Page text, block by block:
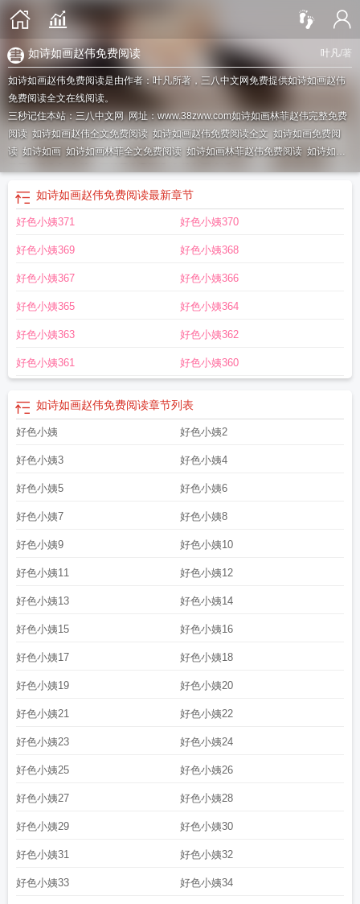
叶凡/著
如诗如画赵伟免费阅读
如诗如画赵伟免费阅读是由作者：叶凡所著，三八中文网免费提供如诗如画赵伟
免费阅读全文在线阅读。
三秒记住本站：三八中文网 网址：www.38zww.com如诗如画林菲赵伟完整免费
阅读 如诗如画赵伟全文免费阅读 如诗如画赵伟免费阅读全文 如诗如画免费阅
读 如诗如画 如诗如画林菲全文免费阅读 如诗如画林菲赵伟免费阅读 如诗如画
如诗如画赵伟免费阅读最新章节
好色小姨371 好色小姨370
好色小姨369 好色小姨368
好色小姨367 好色小姨366
好色小姨365 好色小姨364
好色小姨363 好色小姨362
好色小姨361 好色小姨360
如诗如画赵伟免费阅读章节列表
好色小姨 好色小姨2
好色小姨3 好色小姨4
好色小姨5 好色小姨6
好色小姨7 好色小姨8
好色小姨9 好色小姨10
好色小姨11 好色小姨12
好色小姨13 好色小姨14
好色小姨15 好色小姨16
好色小姨17 好色小姨18
好色小姨19 好色小姨20
好色小姨21 好色小姨22
好色小姨23 好色小姨24
好色小姨25 好色小姨26
好色小姨27 好色小姨28
好色小姨29 好色小姨30
好色小姨31 好色小姨32
好色小姨33 好色小姨34